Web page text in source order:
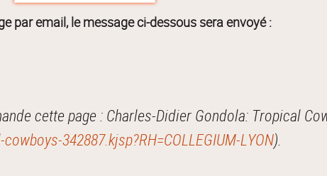
par email, le message ci-dessous sera envoyé :
cette page : Charles-Didier Gondola: Tropical
342887.kjsp?RH=COLLEGIUM-LYON).